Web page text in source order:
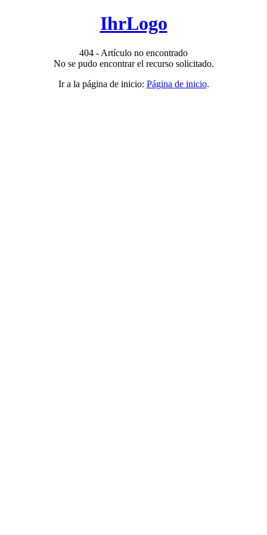
IhrLogo
404 - Artículo no encontrado
No se pudo encontrar el recurso solicitado.
Ir a la página de inicio: Página de inicio.